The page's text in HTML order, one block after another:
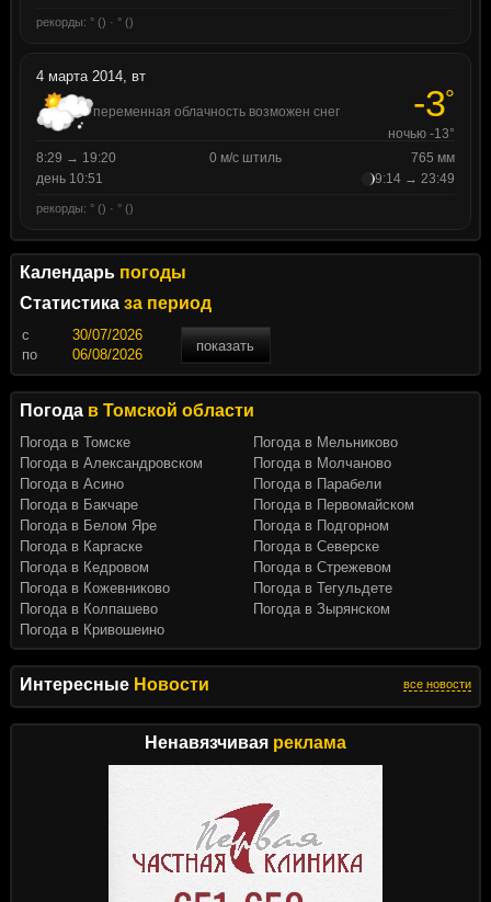
Интересные Новости все новости
Ненавязчивая реклама
рекорды: ° () · ° ()
4 марта 2014, вт
переменная облачность возможен снег -3°
ночью -13°
8:29 → 19:20
0 м/с штиль
765 мм
день 10:51
9:14 → 23:49
рекорды: ° () · ° ()
Календарь погоды
Статистика за период
c
показать
по
Погода в Томской области
Погода в Томске
Погода в Александровском
Погода в Асино
Погода в Бакчаре
Погода в Белом Яре
Погода в Каргаске
Погода в Кедровом
Погода в Кожевниково
Погода в Колпашево
Погода в Кривошеино
Погода в Мельниково
Погода в Молчаново
Погода в Парабели
Погода в Первомайском
Погода в Подгорном
Погода в Северске
Погода в Стрежевом
Погода в Тегульдете
Погода в Зырянском